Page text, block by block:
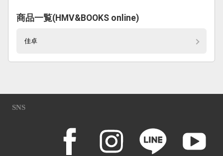
商品一覧(HMV&BOOKS online)
佳卓
SNS